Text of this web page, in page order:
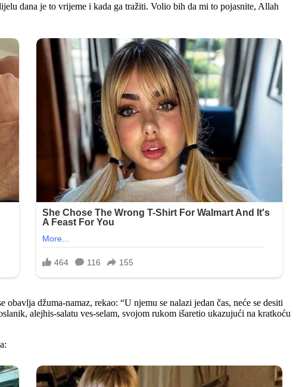
dana je to vrijeme i kada ga tražiti. Volio bih da mi to pojasnite, Allah
džuma-namaz, rekao: “U njemu se nalazi jedan čas, neće se desiti
alejhis-salatu ves-selam, svojom rukom išaretio ukazujući na kratkoću